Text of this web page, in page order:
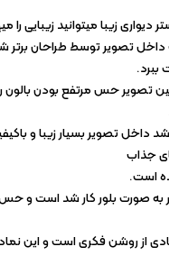
دیواری زیبا میتوانید زیبایی را
ببرد.
تصویر حس مرتفع بودن بالون
تصویر بسیار زیبا و
جذاب
است.
به صورت بلور کار شد است و
از روشن فکری است و این